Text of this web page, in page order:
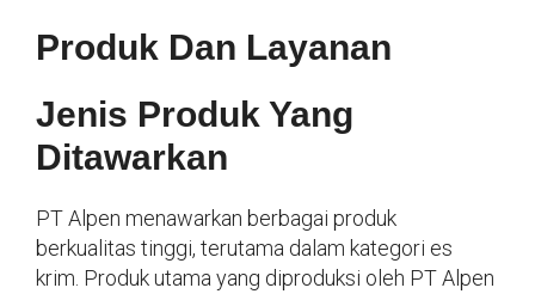
Produk Dan Layanan
Jenis Produk Yang
Ditawarkan
PT Alpen menawarkan berbagai produk
berkualitas tinggi, terutama dalam kategori es
krim. Produk utama yang diproduksi oleh PT Alpen